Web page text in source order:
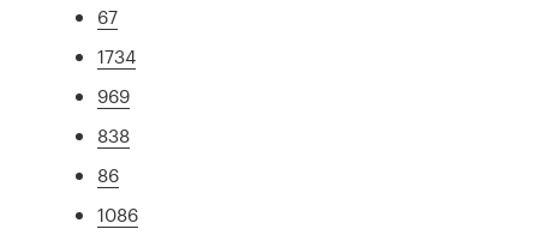
67
1734
969
838
86
1086